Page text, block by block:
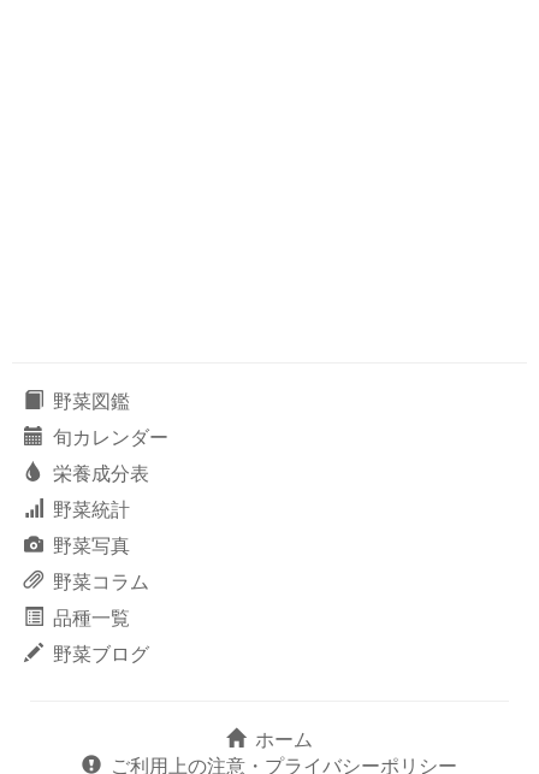
野菜図鑑
旬カレンダー
栄養成分表
野菜統計
野菜写真
野菜コラム
品種一覧
野菜ブログ
ホーム
ご利用上の注意・プライバシーポリシー